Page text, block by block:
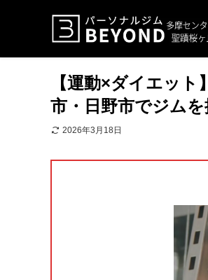
【運動×ダイエッ
市・日野市でジム
2026年3月18日